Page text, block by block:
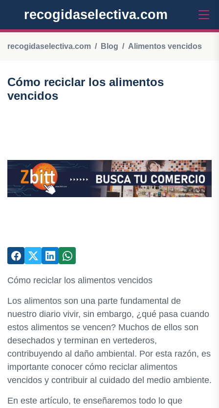
recogidaselectiva.com
recogidaselectiva.com Blog Alimentos vencidos
Cómo reciclar los alimentos
vencidos
Cómo reciclar los alimentos vencidos
Los alimentos son una parte fundamental de
nuestro diario vivir, sin embargo, ¿qué pasa cuando
estos alimentos se vencen? Muchos de ellos son
desechados y terminan en vertederos,
contribuyendo al daño ambiental. Por esta razón, es
importante conocer cómo reciclar alimentos
vencidos y contribuir al cuidado del medio ambiente.
En este artículo, te enseñaremos todo lo que